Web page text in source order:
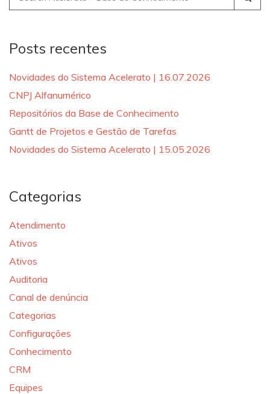
for:
Posts recentes
Novidades do Sistema Acelerato | 16.07.2026
CNPJ Alfanumérico
Repositórios da Base de Conhecimento
Gantt de Projetos e Gestão de Tarefas
Novidades do Sistema Acelerato | 15.05.2026
Categorias
Atendimento
Ativos
Ativos
Auditoria
Canal de denúncia
Categorias
Configurações
Conhecimento
CRM
Equipes